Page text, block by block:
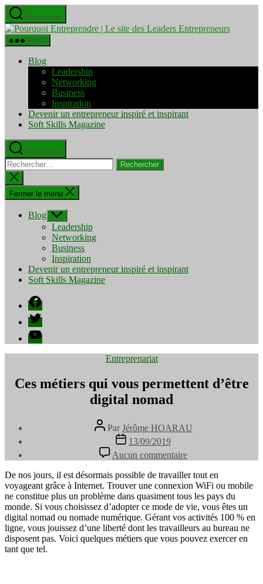
Aller
au
contenu
Recherche
Pourquoi
Menu
Blog
Leadership
Networking
Business
Inspiration
Devenir un entrepreneur inspiré et inspirant
Soft Skills Magazine
Recherche
Rechercher :
Fermer
la
recherche
Fermer le menu
Blog Afficher
le
sous-
menu
Leadership
Networking
Business
Inspiration
Devenir un entrepreneur inspiré et inspirant
Soft Skills Magazine
Facebook
Twitter
YouTube
Catégories
Entreprenariat
Ces métiers qui vous permettent d’être
digital nomad
Auteur
de
l’article
Par Jérôme HOARAU
Date
l’article
13/09/2019
Aucun commentaire
Ces
métiers
qui
vous
permettent
d’être
digital
nomad
De nos jours, il est désormais possible de travailler tout en
voyageant grâce à Internet. Trouver une connexion WiFi ou mobile
ne constitue plus un problème dans quasiment tous les pays du
monde. Si vous choisissez d’adopter ce mode de vie, vous êtes un
digital nomad ou nomade numérique. Gérant vos activités 100 % en
ligne, vous jouissez d’une liberté dont les travailleurs au bureau ne
disposent pas. Voici quelques métiers que vous pouvez exercer en
tant que tel.